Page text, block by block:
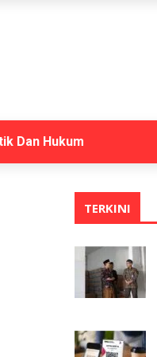
Dan Hukum
TERKINI